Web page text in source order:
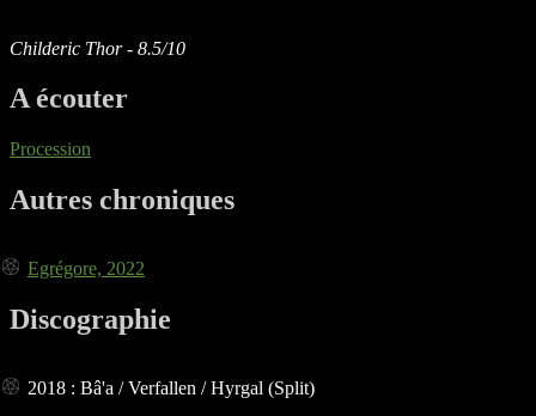
Childeric Thor - 8.5/10
A écouter
Procession
Autres chroniques
Egrégore, 2022
Discographie
2018 : Bâ'a / Verfallen / Hyrgal (Split)